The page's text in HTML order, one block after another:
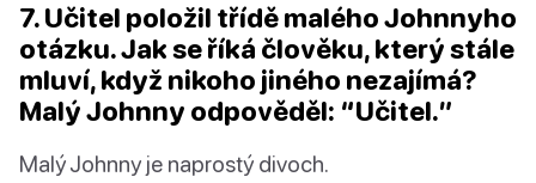
7. Učitel položil třídě malého Johnnyho
otázku. Jak se říká člověku, který stále
mluví, když nikoho jiného nezajímá?
Malý Johnny odpověděl: “Učitel.”
Malý Johnny je naprostý divoch.